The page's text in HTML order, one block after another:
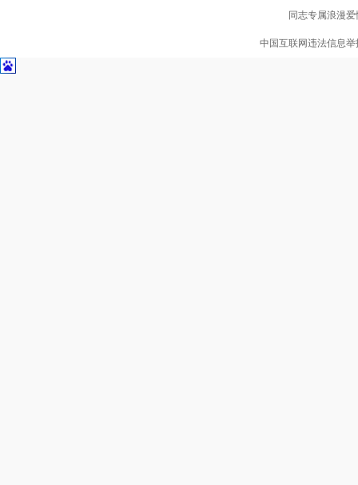
同志专属浪漫
中国互联网违法信息